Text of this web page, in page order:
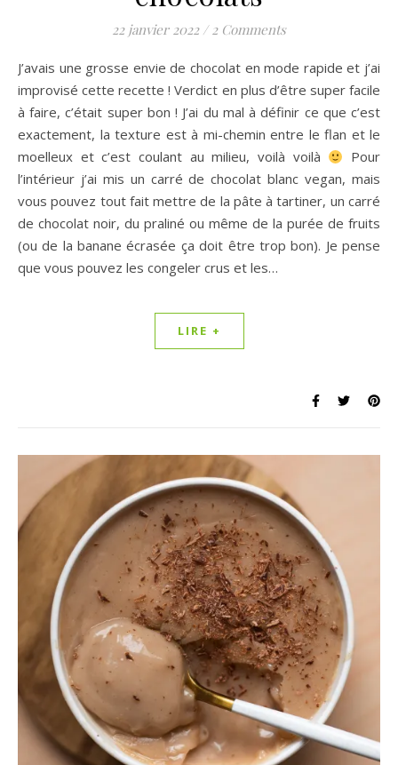
22 janvier 2022 / 2 Comments
J’avais une grosse envie de chocolat en mode rapide et j’ai
improvisé cette recette ! Verdict en plus d’être super facile
à faire, c’était super bon ! J’ai du mal à définir ce que c’est
exactement, la texture est à mi-chemin entre le flan et le
moelleux et c’est coulant au milieu, voilà voilà
Pour
l’intérieur j’ai mis un carré de chocolat blanc vegan, mais
vous pouvez tout fait mettre de la pâte à tartiner, un carré
de chocolat noir, du praliné ou même de la purée de fruits
(ou de la banane écrasée ça doit être trop bon). Je pense
que vous pouvez les congeler crus et les…
LIRE +